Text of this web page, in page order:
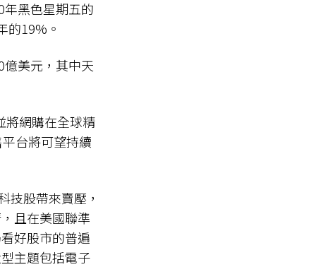
黑色星期五的
的19%。
美元，其中天
將網購在全球精
台將可望持續
技股帶來賣壓，
且在美國聯準
好股市的普遍
主題包括電子